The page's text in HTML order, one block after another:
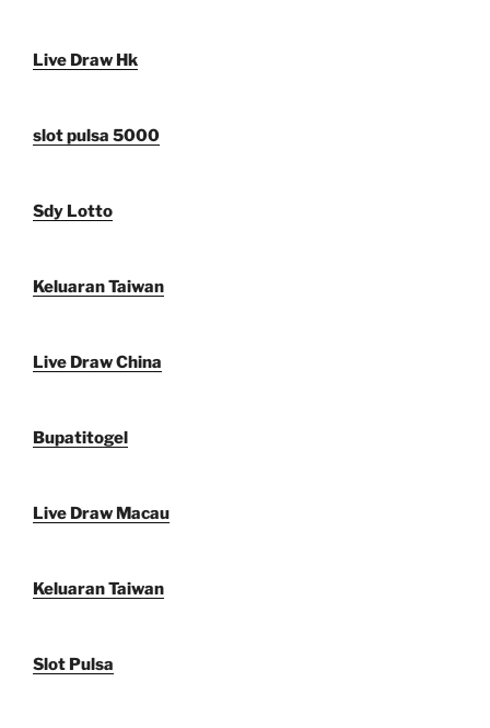
Live Draw Hk
slot pulsa 5000
Sdy Lotto
Keluaran Taiwan
Live Draw China
Bupatitogel
Live Draw Macau
Keluaran Taiwan
Slot Pulsa